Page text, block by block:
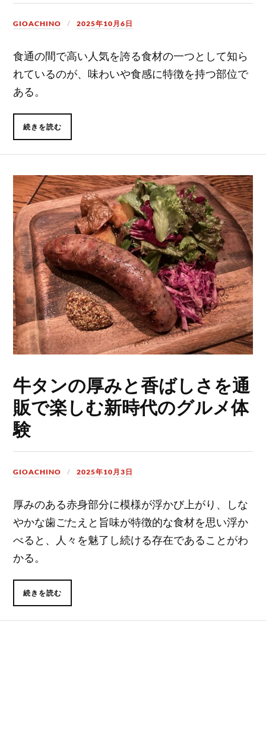
GIOACHINO 2025年10月6日
食通の間で高い人気を誇る食材の一つとして知ら
れているのが、味わいや食感に特徴を持つ部位で
ある。
続きを読む
牛タンの厚みと香ばしさを通
販で楽しむ新時代のグルメ体
験
GIOACHINO 2025年10月3日
厚みのある赤身部分に模様が浮かび上がり、しな
やかな歯ごたえと旨味が特徴的な食材を思い浮か
べると、人々を魅了し続ける存在であることがわ
かる。
続きを読む